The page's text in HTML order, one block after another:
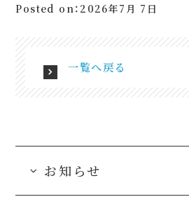
Posted on：2026年7月 7日
一覧へ戻る
お知らせ